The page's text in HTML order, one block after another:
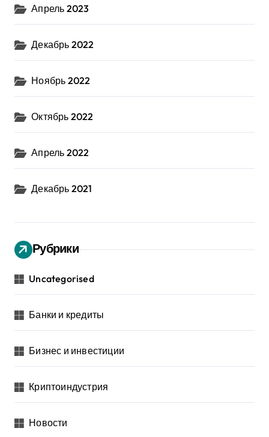
Апрель 2023
Декабрь 2022
Ноябрь 2022
Октябрь 2022
Апрель 2022
Декабрь 2021
Рубрики
Uncategorised
Банки и кредиты
Бизнес и инвестиции
Криптоиндустрия
Новости